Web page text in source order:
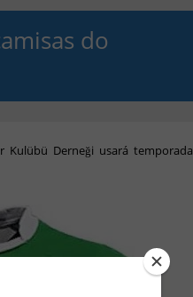
do
Derneği usará temporada